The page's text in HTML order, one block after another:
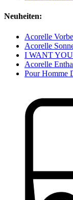
Neuheiten:
Acorelle
Acorelle
I WANT
Acorelle
Pour Homme